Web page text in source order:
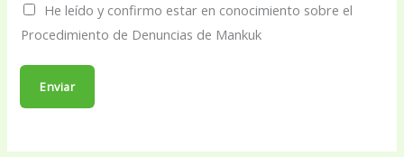
He leído y confirmo estar en conocimiento sobre el
Procedimiento de Denuncias de Mankuk
Enviar